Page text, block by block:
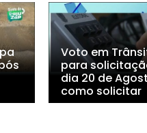
Voto em
para
dia 20 de
como solicitar